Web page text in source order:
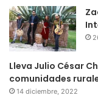
Lleva Julio César
comunidades
14 diciembre, 2022